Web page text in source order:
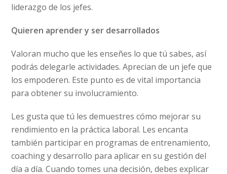
liderazgo de los jefes.
Quieren aprender y ser desarrollados
Valoran mucho que les enseñes lo que tú sabes, así
podrás delegarle actividades. Aprecian de un jefe que
los empoderen. Este punto es de vital importancia
para obtener su involucramiento.
Les gusta que tú les demuestres cómo mejorar su
rendimiento en la práctica laboral. Les encanta
también participar en programas de entrenamiento,
coaching y desarrollo para aplicar en su gestión del
día a día. Cuando tomes una decisión, debes explicar